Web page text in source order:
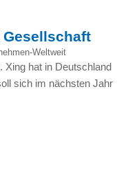
Gesellschaft
Weltweit
hat in Deutschland
sich im nächsten Jahr